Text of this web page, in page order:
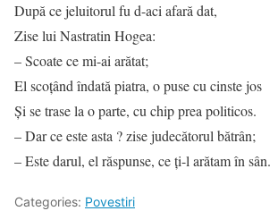
După ce jeluitorul fu d-aci afară dat,
Zise lui Nastratin Hogea:
– Scoate ce mi-ai arătat;
El scoțând îndată piatra, o puse cu cinste jos
Și se trase la o parte, cu chip prea politicos.
– Dar ce este asta ? zise judecătorul bătrân;
– Este darul, el răspunse, ce ți-l arătam în sân.
Categories: Povestiri